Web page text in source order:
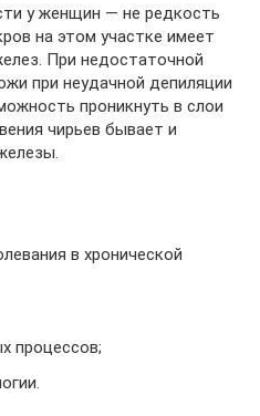
у женщин — не редкость
на этом участке имеет
При недостаточной
при неудачной депиляции
проникнуть в слои
чирьев бывает и
в хронической
процессов;